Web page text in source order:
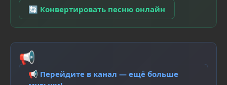
🔄 Конвертировать песню онлайн
📢
📢 Перейдите в канал — ещё больше